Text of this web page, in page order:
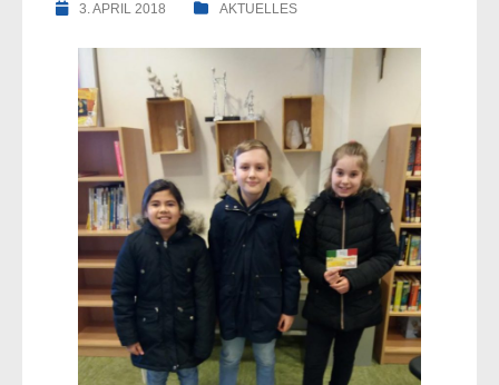
3. APRIL 2018 AKTUELLES